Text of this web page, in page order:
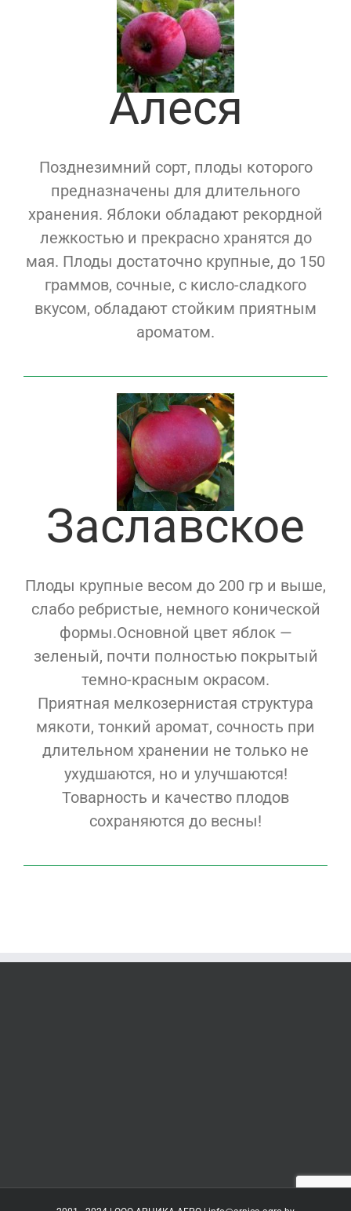
Алеся
Позднезимний сорт, плоды которого
предназначены для длительного
хранения. Яблоки обладают рекордной
лежкостью и прекрасно хранятся до
мая. Плоды достаточно крупные, до 150
граммов, сочные, с кисло-сладкого
вкусом, обладают стойким приятным
ароматом.
Заславское
Плоды крупные весом до 200 гр и выше,
слабо ребристые, немного конической
формы.Основной цвет яблок —
зеленый, почти полностью покрытый
темно-красным окрасом.
Приятная мелкозернистая структура
мякоти, тонкий аромат, сочность при
длительном хранении не только не
ухудшаются, но и улучшаются!
Товарность и качество плодов
сохраняются до весны!